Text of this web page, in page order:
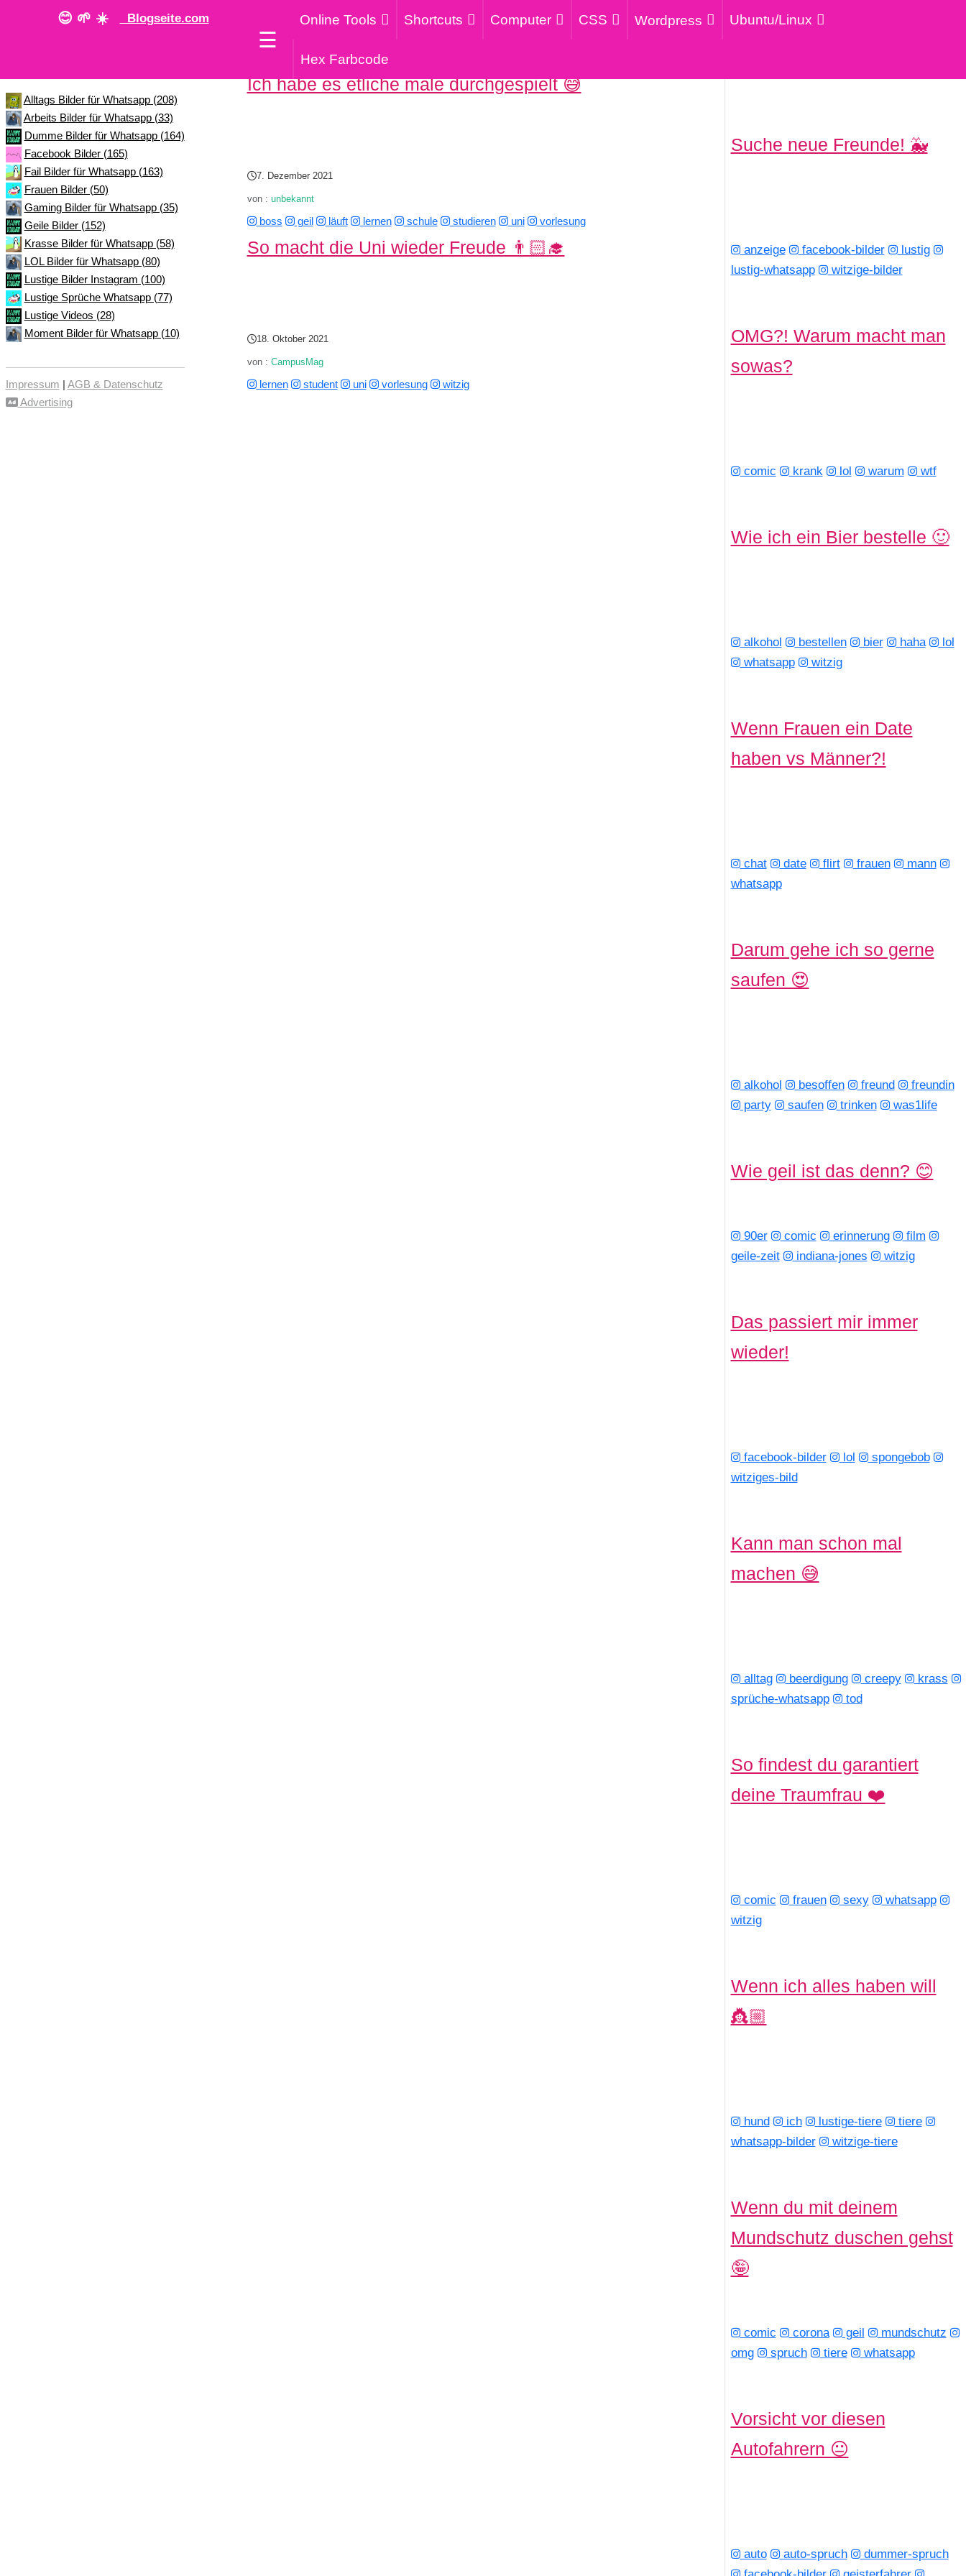
😊 🌱 ☀️ Blogseite.com
☰
Online Tools Shortcuts Computer CSS Wordpress Ubuntu/Linux
Hex Farbcode
Alltags Bilder für Whatsapp (208)
Arbeits Bilder für Whatsapp (33)
Dumme Bilder für Whatsapp (164)
Facebook Bilder (165)
Fail Bilder für Whatsapp (163)
Frauen Bilder (50)
Gaming Bilder für Whatsapp (35)
Geile Bilder (152)
Krasse Bilder für Whatsapp (58)
LOL Bilder für Whatsapp (80)
Lustige Bilder Instagram (100)
Lustige Sprüche Whatsapp (77)
Lustige Videos (28)
Moment Bilder für Whatsapp (10)
Impressum | AGB & Datenschutz
Advertising
Ich habe es etliche male durchgespielt 😅
7. Dezember 2021
von : unbekannt
boss geil läuft lernen schule studieren uni vorlesung
So macht die Uni wieder Freude 👨🏻‍🎓
18. Oktober 2021
von : CampusMag
lernen student uni vorlesung witzig
Suche neue Freunde! 🐳
anzeige facebook-bilder
lustig
lustig-whatsapp
witzige-bilder
OMG?! Warum macht man
sowas?
comic krank lol warum wtf
Wie ich ein Bier bestelle 🙂
alkohol bestellen bier haha
lol
whatsapp
witzig
Wenn Frauen ein Date
haben vs Männer?!
chat date flirt frauen
mann
whatsapp
Darum gehe ich so gerne
saufen 😍
alkohol besoffen freund
freundin
party
saufen trinken was1life
Wie geil ist das denn? 😊
90er comic erinnerung
film
geile-zeit
indiana-jones witzig
Das passiert mir immer
wieder!
facebook-bilder lol
spongebob
witziges-bild
Kann man schon mal
machen 😅
alltag beerdigung creepy
krass
sprüche-whatsapp
tod
So findest du garantiert
deine Traumfrau ❤️
comic frauen sexy
whatsapp
witzig
Wenn ich alles haben will
👸🏼
hund ich lustige-tiere
tiere
whatsapp-bilder
witzige-tiere
Wenn du mit deinem
Mundschutz duschen gehst
🤪
comic corona geil
mundschutz
omg
spruch tiere whatsapp
Vorsicht vor diesen
Autofahrern 😐
auto auto-spruch
dummer-spruch